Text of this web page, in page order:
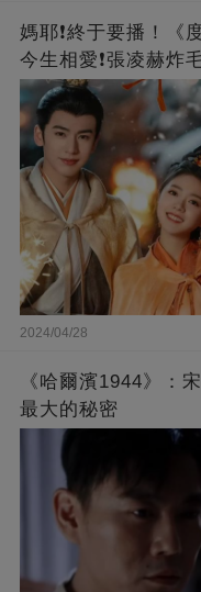
媽耶❗️終于要播！《
今生相愛❗張凌赫炸
2024/04/28
《哈爾濱1944》：
最大的秘密